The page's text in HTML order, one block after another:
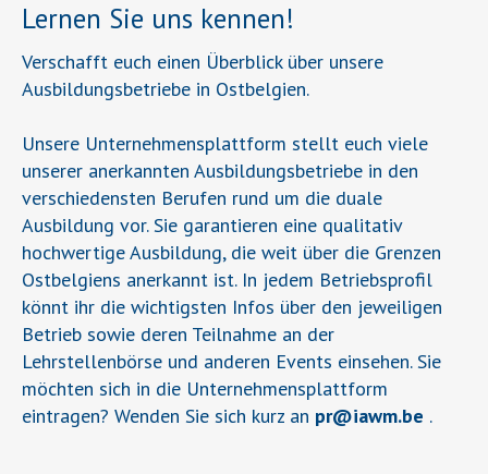
Lernen Sie uns kennen!
Verschafft euch einen Überblick über unsere
Ausbildungsbetriebe in Ostbelgien.
Unsere Unternehmensplattform stellt euch viele
unserer anerkannten Ausbildungsbetriebe in den
verschiedensten Berufen rund um die duale
Ausbildung vor. Sie garantieren eine qualitativ
hochwertige Ausbildung, die weit über die Grenzen
Ostbelgiens anerkannt ist. In jedem Betriebsprofil
könnt ihr die wichtigsten Infos über den jeweiligen
Betrieb sowie deren Teilnahme an der
Lehrstellenbörse und anderen Events einsehen. Sie
möchten sich in die Unternehmensplattform
eintragen? Wenden Sie sich kurz an pr@iawm.be .